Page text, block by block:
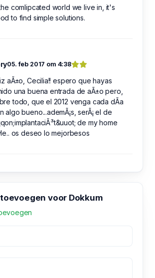
comlipcated world we live in, it's
to find simple solutions.
05. feb 2017 om 4:38
aÃ±o, Cecilia!! espero que hayas
una buena entrada de aÃ±o pero,
todo, que el 2012 venga cada dÃ­a
algo bueno...ademÃ¡s, serÃ¡ el de
de my home
os deseo lo mejorbesos
voor Dokkum